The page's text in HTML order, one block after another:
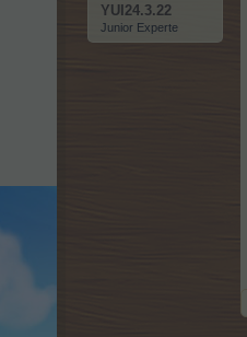
YUI24.3.22
Junior Experte